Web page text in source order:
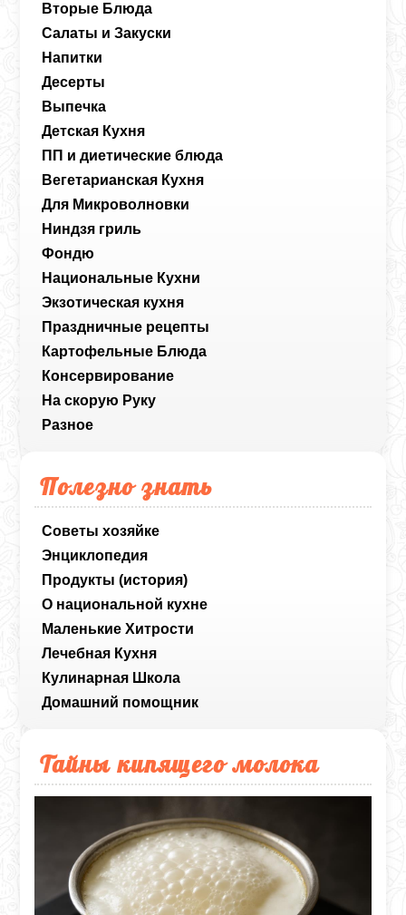
Вторые Блюда
Салаты и Закуски
Напитки
Десерты
Выпечка
Детская Кухня
ПП и диетические блюда
Вегетарианская Кухня
Для Микроволновки
Ниндзя гриль
Фондю
Национальные Кухни
Экзотическая кухня
Праздничные рецепты
Картофельные Блюда
Консервирование
На скорую Руку
Разное
Полезно знать
Советы хозяйке
Энциклопедия
Продукты (история)
О национальной кухне
Маленькие Хитрости
Лечебная Кухня
Кулинарная Школа
Домашний помощник
Тайны кипящего молока